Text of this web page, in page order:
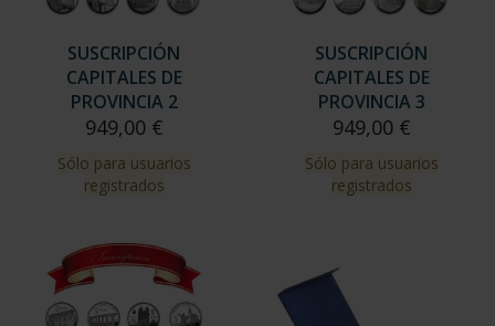
SUSCRIPCIÓN
CAPITALES DE
PROVINCIA 2
949,00 €
Sólo para usuarios
registrados
SUSCRIPCIÓN
CAPITALES DE
PROVINCIA 3
949,00 €
Sólo para usuarios
registrados